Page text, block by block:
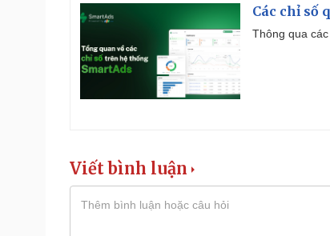
Các chỉ số
Thông qua
Viết bình luận